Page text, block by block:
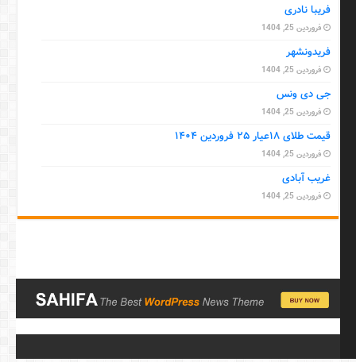
فریبا نادری
فروردین 25, 1404
فریدونشهر
فروردین 25, 1404
جی دی ونس
فروردین 25, 1404
قیمت طلای ۱۸عیار ۲۵ فروردین ۱۴۰۴
فروردین 25, 1404
غریب آبادی
فروردین 25, 1404